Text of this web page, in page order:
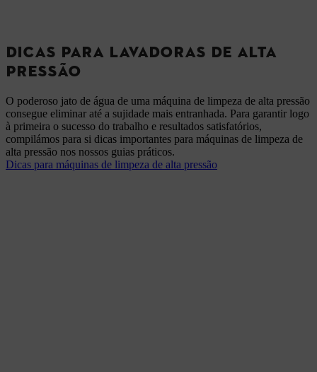
DICAS PARA LAVADORAS DE ALTA
PRESSÃO
O poderoso jato de água de uma máquina de limpeza de alta pressão
consegue eliminar até a sujidade mais entranhada. Para garantir logo
à primeira o sucesso do trabalho e resultados satisfatórios,
compilámos para si dicas importantes para máquinas de limpeza de
alta pressão nos nossos guias práticos.
Dicas para máquinas de limpeza de alta pressão